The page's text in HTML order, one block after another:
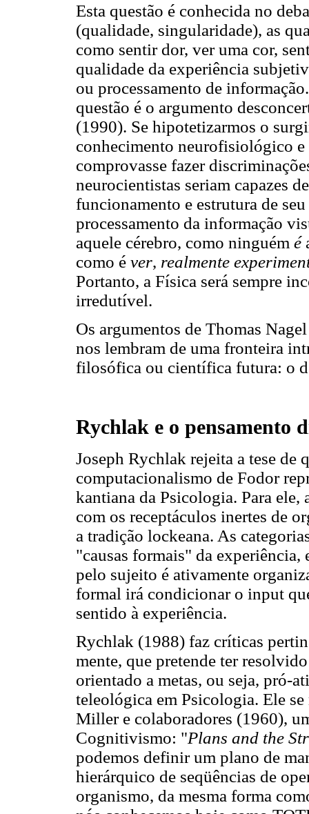
Esta questão é conhecida no
(qualidade, singularidade), as
como sentir dor, ver uma cor,
qualidade da experiência
ou processamento de
questão é o argumento
(1990). Se hipotetizarmos o
conhecimento neurofisiológico
comprovasse fazer
neurocientistas seriam capazes
funcionamento e estrutura de
processamento da informação
aquele cérebro, como ninguém é
como é ver, realmente
Portanto, a Física será sempre
irredutível.
Os argumentos de Thomas
nos lembram de uma fronteira
filosófica ou científica futura: o
Rychlak e o pensamento
Joseph Rychlak rejeita a tese de
computacionalismo de Fodor
kantiana da Psicologia. Para ele,
com os receptáculos inertes de
a tradição lockeana. As
"causas formais" da experiência,
pelo sujeito é ativamente
formal irá condicionar o input
sentido à experiência.
Rychlak (1988) faz críticas
mente, que pretende ter
orientado a metas, ou seja, pró-
teleológica em Psicologia. Ele
Miller e colaboradores (1960),
Cognitivismo: "Plans and the
podemos definir um plano de
hierárquico de seqüências de
organismo, da mesma forma